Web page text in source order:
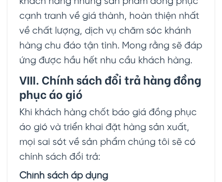
cạnh tranh về giá thành, hoàn thiện nhất
về chất lượng, dịch vụ chăm sóc khánh
hàng chu đáo tận tình. Mong rằng sẽ đáp
ứng được hầu hết nhu cầu khách hàng.
VIII. Chính sách đổi trả hàng đồng
phục áo gió
Khi khách hàng chốt báo giá đồng phục
áo gió và triển khai đặt hàng sản xuất,
mọi sai sót về sản phẩm chúng tôi sẽ có
chính sách đổi trả:
Chính sách áp dụng